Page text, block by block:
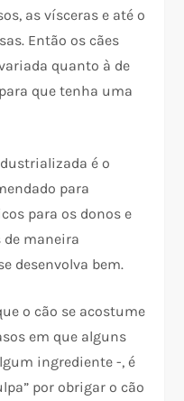
as vísceras e até o
Então os cães
quanto à de
que tenha uma
é o
para
para os donos e
maneira
desenvolva bem.
o cão se acostume
em que alguns
ingrediente -, é
por obrigar o cão